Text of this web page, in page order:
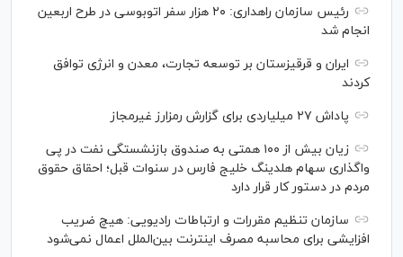
رئیس سازمان راهداری: ۲۰ هزار سفر اتوبوسی در طرح اربعین
انجام شد
ایران و قرقیزستان بر توسعه تجارت، معدن و انرژی توافق
کردند
پاداش ۲۷ میلیاردی برای گزارش رمزارز غیرمجاز
زیان بیش از ۱۰۰ همتی به صندوق بازنشستگی نفت در پی
واگذاری سهام هلدینگ خلیج فارس در سنوات قبل؛ احقاق حقوق
مردم در دستور کار قرار دارد
سازمان تنظیم مقررات و ارتباطات رادیویی: هیچ ضریب
افزایشی برای محاسبه مصرف اینترنت بین‌الملل اعمال نمی‌شود